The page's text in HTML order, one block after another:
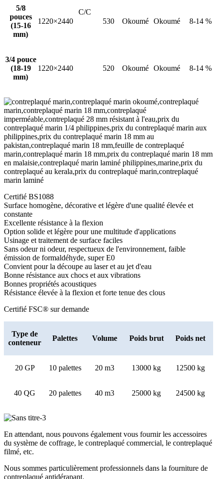
C/C
5/8
pouces
(15-16
mm)
1220×2440 530 Okoumé Okoumé 8-14 %
3/4 pouce
(18-19
mm)
1220×2440 520 Okoumé Okoumé 8-14 %
Certifié BS1088
Surface homogène, décorative et légère d'une qualité élevée et
constante
Excellente résistance à la flexion
Option solide et légère pour une multitude d'applications
Usinage et traitement de surface faciles
Sans odeur ni odeur, respectueux de l'environnement, faible
émission de formaldéhyde, super E0
Convient pour la découpe au laser et au jet d'eau
Bonne résistance aux chocs et aux vibrations
Bonnes propriétés acoustiques
Résistance élevée à la flexion et forte tenue des clous
Certifié FSC® sur demande
Type de
conteneur
Palettes Volume Poids brut Poids net
20 GP 10 palettes 20 m3 13000 kg 12500 kg
40 QG 20 palettes 40 m3 25000 kg 24500 kg
En attendant, nous pouvons également vous fournir les accessoires
du système de coffrage, le contreplaqué commercial, le contreplaqué
filmé, etc.
Nous sommes particulièrement professionnels dans la fourniture de
contreplaqué antidérapant.